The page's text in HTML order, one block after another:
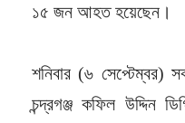
১৫ জন আহত হয়েছেন।
শনিবার (৬ সেপ্টেম্বর)
চন্দ্রগঞ্জ কফিল উদ্দিন